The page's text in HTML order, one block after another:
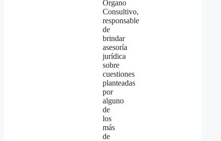
Órgano
Consultivo,
responsable
de
brindar
asesoría
jurídica
sobre
cuestiones
planteadas
por
alguno
de
los
más
de